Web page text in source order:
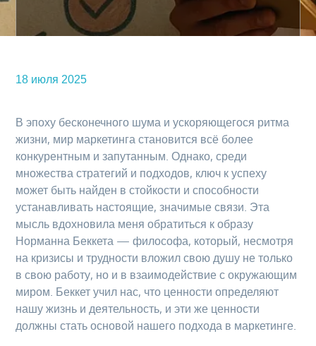
18 июля 2025
В эпоху бесконечного шума и ускоряющегося ритма
жизни, мир маркетинга становится всё более
конкурентным и запутанным. Однако, среди
множества стратегий и подходов, ключ к успеху
может быть найден в стойкости и способности
устанавливать настоящие, значимые связи. Эта
мысль вдохновила меня обратиться к образу
Норманна Беккета — философа, который, несмотря
на кризисы и трудности вложил свою душу не только
в свою работу, но и в взаимодействие с окружающим
миром. Беккет учил нас, что ценности определяют
нашу жизнь и деятельность, и эти же ценности
должны стать основой нашего подхода в маркетинге.